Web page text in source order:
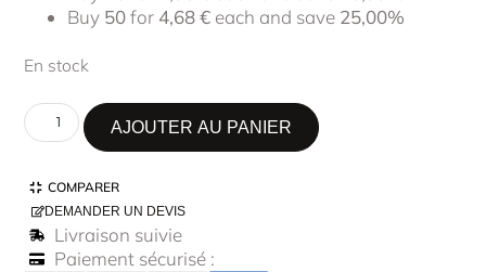
Buy 50for 4,68€ each and save 25,00%
En stock
AJOUTER AU PANIER
COMPARER
DEMANDER UN DEVIS
Livraison suivie
Paiement sécurisé :